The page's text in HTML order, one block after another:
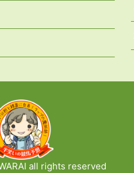
all rights reserved